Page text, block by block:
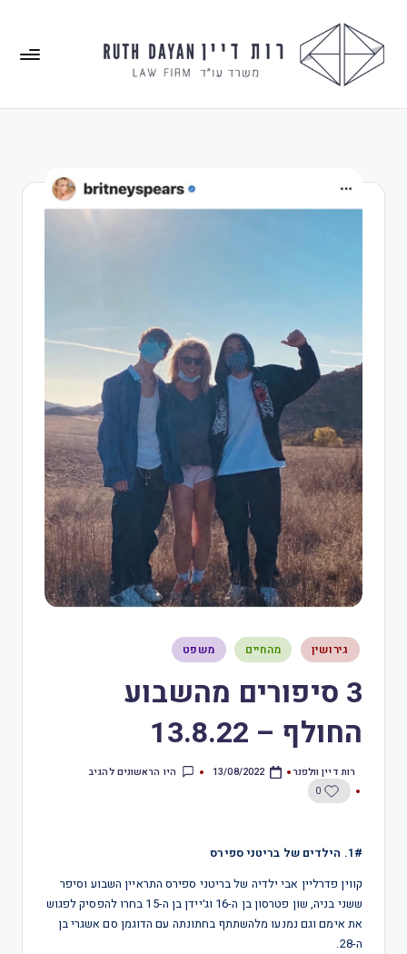
גירושין מהחיים משפט
3 סיפורים מהשבוע
החולף – 13.8.22
רות דיין וולפנר 13/08/2022
היו הראשונים להגיב
0
1#. הילדים של בריטני ספירס
קווין פדרליין אבי ילדיה של בריטני ספירס התראיין השבוע וסיפר
ששני בניה, שון פטרסון בן ה-16 וג׳יידן בן ה-15 בחרו להפסיק לפגוש
את אימם וגם נמנעו מלהשתתף בחתונתה עם הדוגמן סם אשגרי בן
ה-28.